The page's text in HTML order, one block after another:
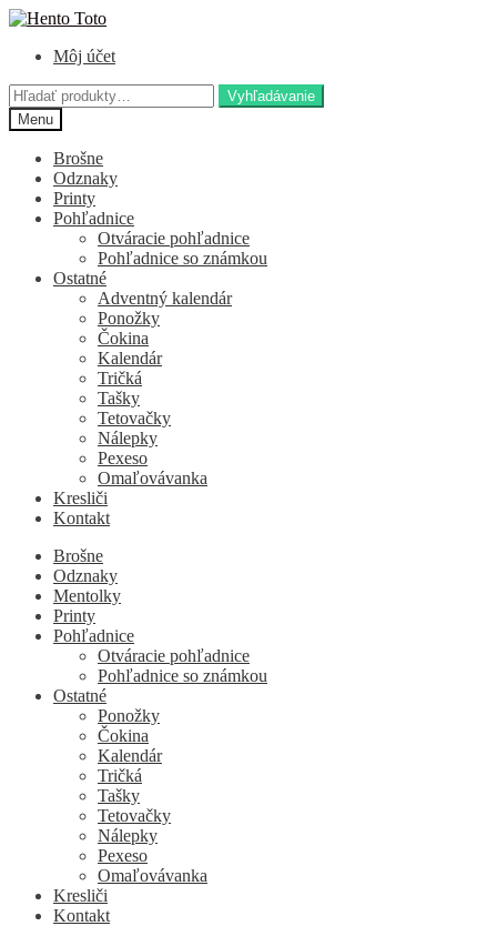
Preskočiť
navigáciu
Preskočiť
obsah
Môj účet
Hľadať:
Vyhľadávanie
Menu
Brošne
Odznaky
Printy
Pohľadnice
Otváracie pohľadnice
Pohľadnice so známkou
Ostatné
Adventný kalendár
Ponožky
Čokina
Kalendár
Tričká
Tašky
Tetovačky
Nálepky
Pexeso
Omaľovávanka
Kresliči
Kontakt
Brošne
Odznaky
Mentolky
Printy
Pohľadnice
Otváracie pohľadnice
Pohľadnice so známkou
Ostatné
Ponožky
Čokina
Kalendár
Tričká
Tašky
Tetovačky
Nálepky
Pexeso
Omaľovávanka
Kresliči
Kontakt